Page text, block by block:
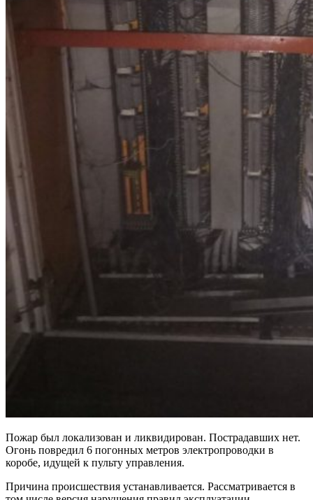
Пожар был локализован и ликвидирован. Пострадавших нет.
Огонь повредил 6 погонных метров электропроводки в
коробе, идущей к пульту управления.
Причина происшествия устанавливается. Рассматривается в